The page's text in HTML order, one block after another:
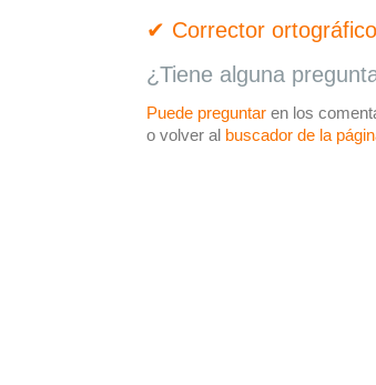
✔ Corrector
¿Tiene alguna
Puede preguntar en los
o volver al buscador de la